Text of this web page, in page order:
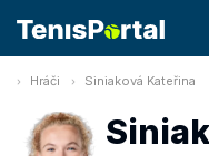
Hráči Siniaková Kateřina